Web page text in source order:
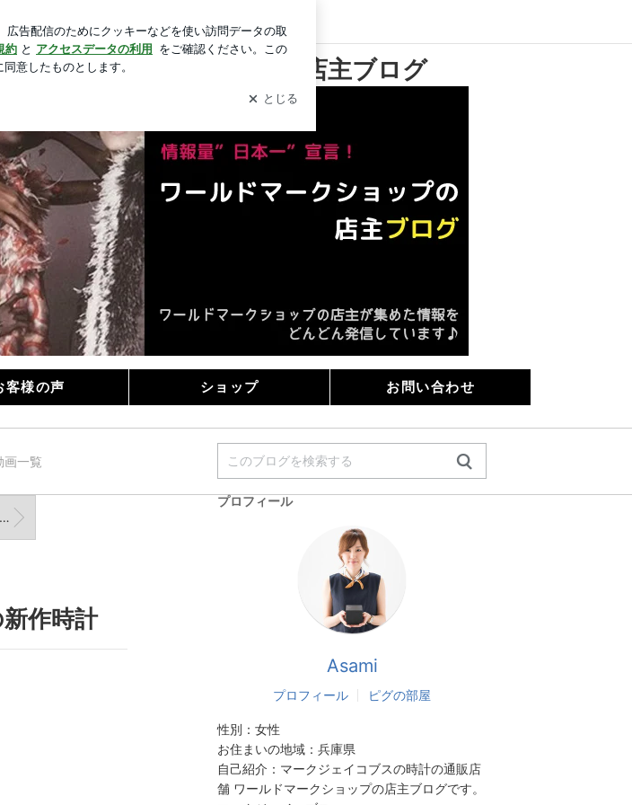
ドマークショップの店主ブログ
ログイン
ールドマークショップの店主ブログ
画一覧
2016年秋冬のマークの新作腕時計情報です！
作時計
プロフィール
Asami
プロフィール ピグの部屋
性別： 女性
お住まいの地域： 兵庫県
自己紹介： マークジェイコブスの時計の通販店
舗 ワールドマークショップの店主ブログです。
客様の声 ショップ お問い合わせ